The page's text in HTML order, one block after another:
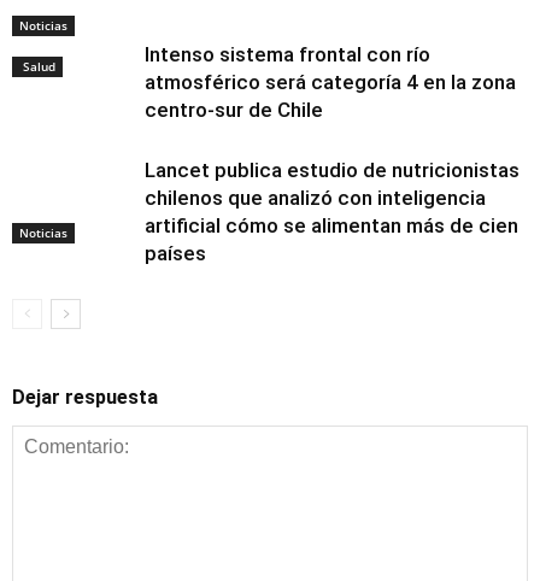
Noticias
Salud
Noticias
Intenso sistema frontal con río
atmosférico será categoría 4 en la zona
centro-sur de Chile
Alimentación y
nutrición
Lancet publica estudio de nutricionistas
chilenos que analizó con inteligencia
artificial cómo se alimentan más de cien
países
Dejar respuesta